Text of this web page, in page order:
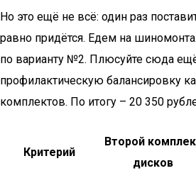
Но это ещё не всё: один раз
равно придётся. Едем на
по варианту №2. Плюсуйте сюда
профилактическую балансировку
комплектов. По итогу – 20 350
Критерий
Второй
дисков